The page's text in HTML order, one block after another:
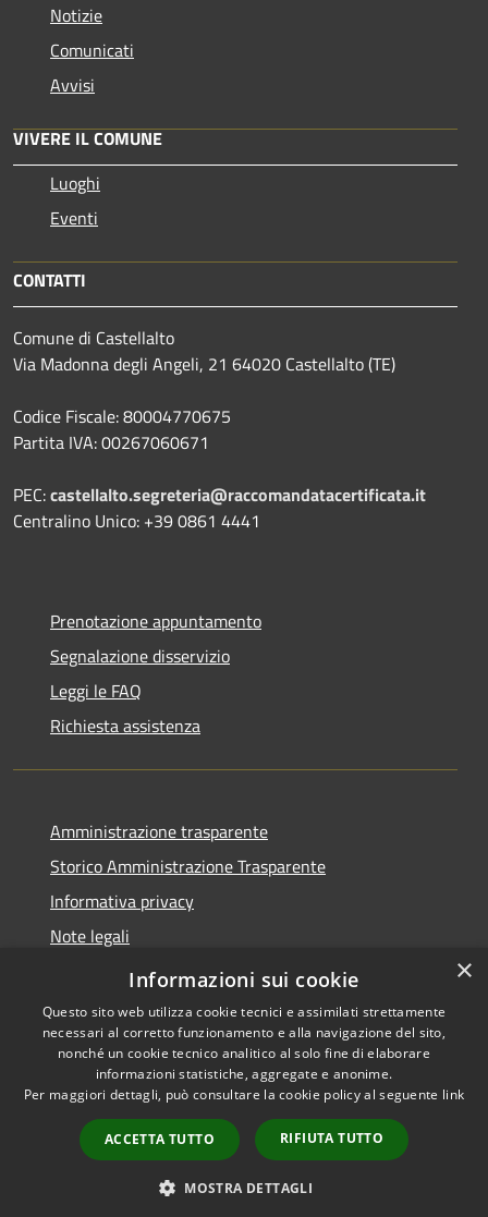
Notizie
Comunicati
Avvisi
VIVERE IL COMUNE
Luoghi
Eventi
CONTATTI
Comune di Castellalto
Via Madonna degli Angeli, 21 64020 Castellalto (TE)
Codice Fiscale: 80004770675
Partita IVA: 00267060671
PEC:castellalto.segreteria@raccomandatacertificata.it
Centralino Unico: +39 0861 4441
Prenotazione appuntamento
Segnalazione disservizio
Leggi le FAQ
Richiesta assistenza
Amministrazione trasparente
Storico Amministrazione Trasparente
Informativa privacy
Note legali
Dichiarazione di accessibilità
Accessibilità
Copyright © 2026 • Comune di
Castellalto • Powered by
Municipium•
Accesso
redazione
×
Informazioni sui cookie
Questo sito web utilizza cookie tecnici e assimilati strettamente
necessari al corretto funzionamento e alla navigazione del sito,
nonché un cookie tecnico analitico al solo fine di elaborare
informazioni statistiche, aggregate e anonime.
Per maggiori dettagli, può consultare la cookie policy al seguente link
ACCETTA TUTTO RIFIUTA TUTTO
MOSTRA DETTAGLI